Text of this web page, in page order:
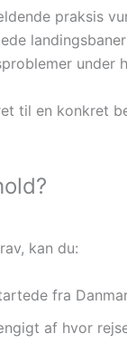
praksis
under
til en konkret
kan du:
fra
af hvor